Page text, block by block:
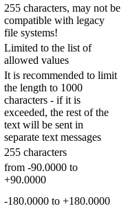
255 characters, may not be
compatible with legacy
file systems!
Limited to the list of
allowed values
It is recommended to limit
the length to 1000
characters - if it is
exceeded, the rest of the
text will be sent in
separate text messages
255 characters
from -90.0000 to
+90.0000
-180.0000 to +180.0000